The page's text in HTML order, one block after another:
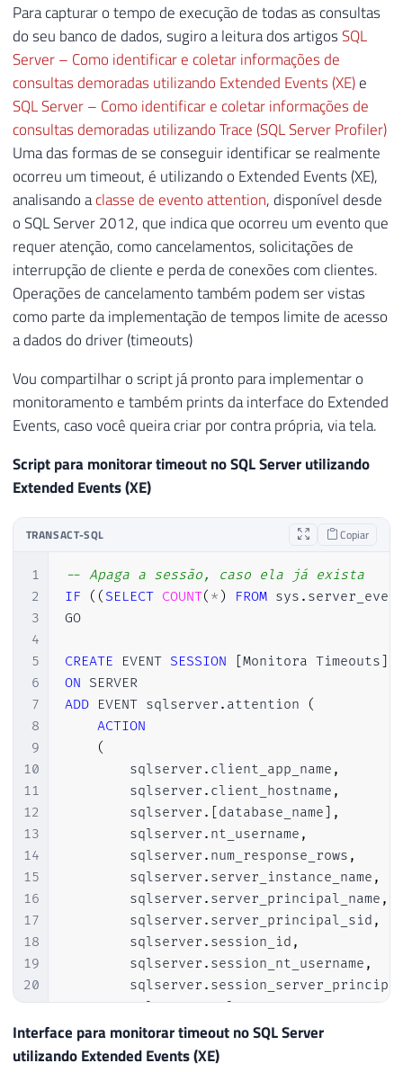
Para capturar o tempo de execução de todas as consultas
do seu banco de dados, sugiro a leitura dos artigosSQL
Server – Como identificar e coletar informações de
consultas demoradas utilizando Extended Events (XE)e
SQL Server – Como identificar e coletar informações de
consultas demoradas utilizando Trace (SQL Server Profiler)
Uma das formas de se conseguir identificar se realmente
ocorreu um timeout, é utilizando o Extended Events (XE),
analisando aclasse de evento attention, disponível desde
o SQL Server 2012, que indica que ocorreu um evento que
requer atenção, como cancelamentos, solicitações de
interrupção de cliente e perda de conexões com clientes.
Operações de cancelamento também podem ser vistas
como parte da implementação de tempos limite de acesso
a dados do driver (timeouts)
Vou compartilhar o script já pronto para implementar o
monitoramento e também prints da interface do Extended
Events, caso você queira criar por contra própria, via tela.
Script para monitorar timeout no SQL Server utilizando
Extended Events (XE)
TRANSACT-SQL Copiar
1
2
3
4
5
6
7
8
9
10
11
12
13
14
15
16
17
18
19
20
21
22
23
-- Apaga a sessão, caso ela já exista
IF
( ( SELECT COUNT( * ) FROM sys .
GO
CREATE EVENT SESSION Monitora Timeouts
ON
SERVER
ADD EVENT sqlserver . attention
(
ACTION
(
        sqlserver
. client_app_name ,
        sqlserver
. client_hostname ,
        sqlserver
. database_name
,
        sqlserver
. nt_username ,
        sqlserver
. num_response_rows ,
        sqlserver
. server_instance_name ,
        sqlserver
. server_principal_name ,
        sqlserver
. server_principal_sid ,
        sqlserver
. session_id ,
        sqlserver
. session_nt_username ,
        sqlserver
.
        sqlserver
.sql_text,
        sqlserver
.username
)
Interface para monitorar timeout no SQL Server
utilizando Extended Events (XE)